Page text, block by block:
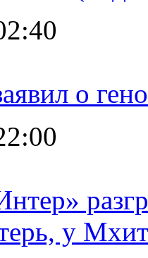
о
у